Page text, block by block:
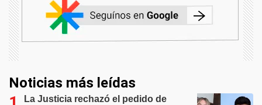
Noticias más leídas
La Justicia rechazó el pedido de